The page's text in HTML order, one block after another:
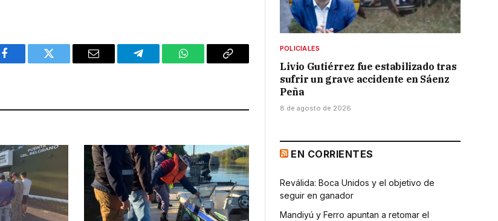
Facebook Twitter Email Telegram WhatsAppCopy
POLICIALES
Livio Gutiérrez fue estabilizado tras
sufrir un grave accidente en Sáenz
Peña
8 de agosto de 2026
EN CORRIENTES
Reválida: Boca Unidos y el objetivo de
seguir en ganador
Mandiyú y Ferro apuntan a retomar el